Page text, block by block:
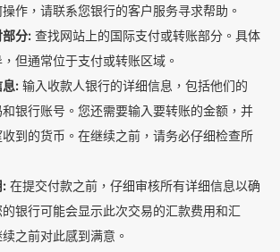
作，请联系您银行的客户服务寻求帮助。
分: 查找网站上的国际支付或转账部分。具体
但通常位于支付或转账区域。
息: 输入收款人银行的详细信息，包括他们的
银行账号。您还需要输入要转账的金额，并
到的货币。在继续之前，请务必仔细检查所
: 在提交付款之前，仔细审核所有详细信息以确
银行可能会显示此次交易的汇款费用和汇
之前对此感到满意。